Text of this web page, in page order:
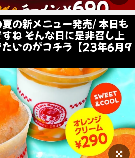
の新メニュー発売/ 本日も
ね そんな日に是非召し上
たいのがコチラ【23年6月9